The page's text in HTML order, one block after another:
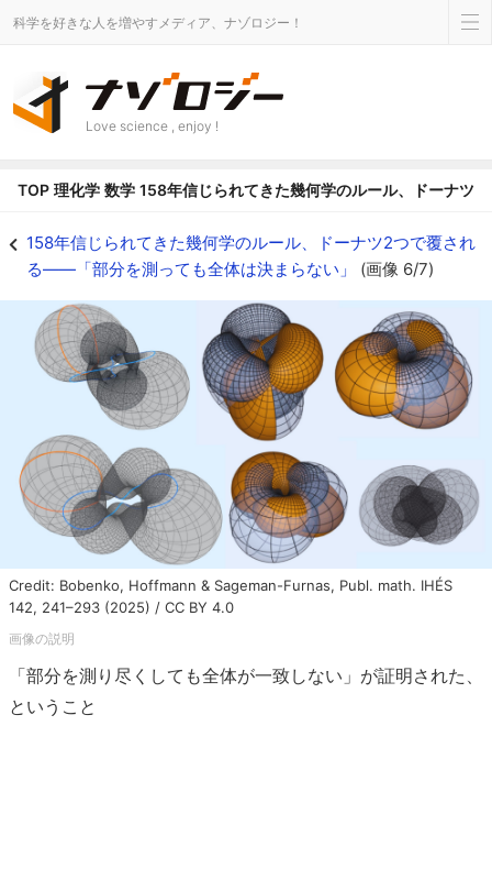
科学を好きな人を増やすメディア、ナゾロジー！
Love science , enjoy !
TOP 理化学 数学 158年信じられてきた幾何学のルール、ドーナツ
158年信じられてきた幾何学のルール、ドーナツ2つで覆され
る――「部分を測っても全体は決まらない」 (画像 6/7)
Credit: Bobenko, Hoffmann & Sageman-Furnas, Publ. math. IHÉS
142, 241–293 (2025) / CC BY 4.0
「部分を測り尽くしても全体が一致しない」が証明された、
ということ